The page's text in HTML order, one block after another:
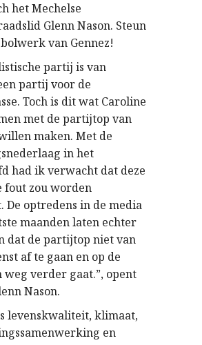
het Mechelse
Glenn Nason. Steun
van Gennez!
partij is van
partij voor de
Toch is dit wat Caroline
met de partijtop van
maken. Met de
in het
had ik verwacht dat deze
fout zou worden
De optredens in de media
maanden laten echter
dat de partijtop niet van
af te gaan en op de
weg verder gaat.”, opent
Nason.
levenskwaliteit, klimaat,
en